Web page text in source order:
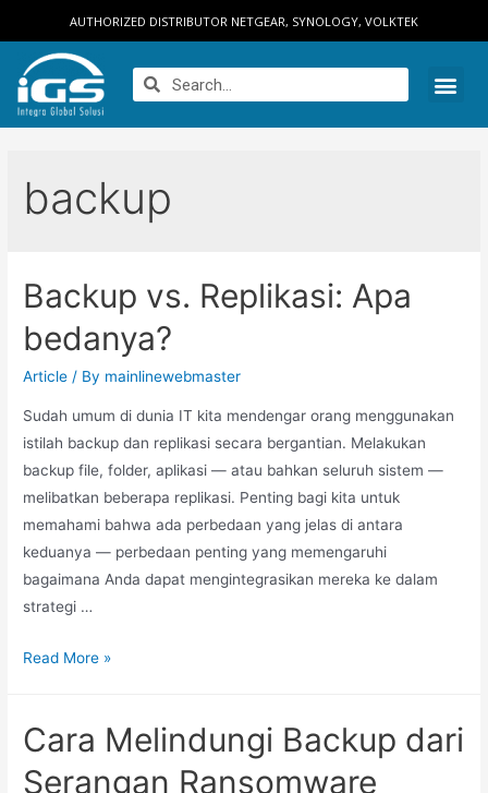
AUTHORIZED DISTRIBUTOR NETGEAR, SYNOLOGY, VOLKTEK
backup
Backup vs. Replikasi: Apa
bedanya?
Article / By mainlinewebmaster
Sudah umum di dunia IT kita mendengar orang menggunakan
istilah backup dan replikasi secara bergantian. Melakukan
backup file, folder, aplikasi — atau bahkan seluruh sistem —
melibatkan beberapa replikasi. Penting bagi kita untuk
memahami bahwa ada perbedaan yang jelas di antara
keduanya — perbedaan penting yang memengaruhi
bagaimana Anda dapat mengintegrasikan mereka ke dalam
strategi …
Read More »
Cara Melindungi Backup dari
Serangan Ransomware